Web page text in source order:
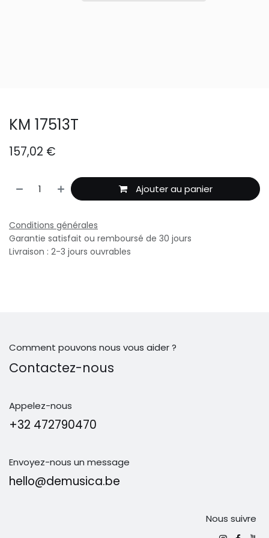
KM 17513T
157,02 €
Ajouter au panier
Conditions générales
Garantie satisfait ou remboursé de 30 jours
Livraison : 2-3 jours ouvrables
Comment pouvons nous vous aider ?
Contactez-nous
Appelez-nous
+32 472790470
Envoyez-nous un message
hello@demusica.be
Nous suivre